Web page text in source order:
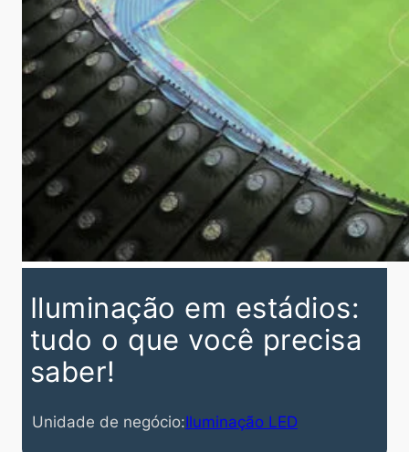
Iluminação em estádios:
tudo o que você precisa
saber!
Unidade de negócio:Iluminação LED